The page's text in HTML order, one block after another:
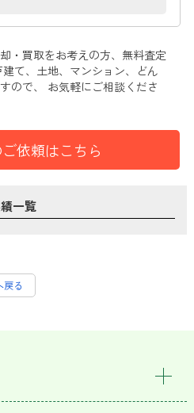
・買取をお考えの方、無料査定
建て、土地、マンション、どん
ので、 お気軽にご相談くださ
依頼はこちら
一覧
戻る